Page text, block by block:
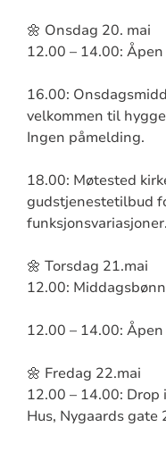
🌼 Onsdag 20. mai
12.00 – 14.00:
16.00:
velkommen til
Ingen påmelding.
18.00: Møtested
gudstjenestetilbud
funksjonsvariasjoner.
🌼 Torsdag 21.mai
12.00:
12.00 – 14.00:
🌼 Fredag 22.mai
12.00 – 14.00:
Hus, Nygaards gate